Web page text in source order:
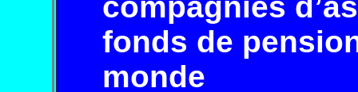
fonds de
monde